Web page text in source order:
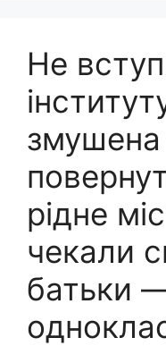
Не
змушена
рідне
чекали
батьки